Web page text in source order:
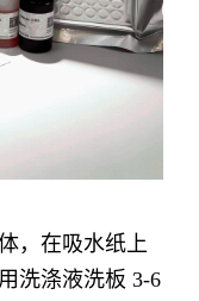
，在吸水纸上
洗涤液洗板 3-6